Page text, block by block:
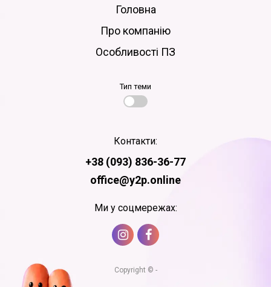
Головна
Про компанію
Особливості ПЗ
Тип теми
Контакти:
+38 (093) 836-36-77
office@y2p.online
Ми у соцмережах:
Copyright © -